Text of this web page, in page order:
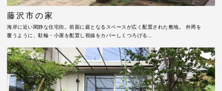
藤沢市の家
海岸に近い閑静な住宅街。前面に庭となるスペースが広く配置された敷地。 外周を
覆うように、駐輪・小屋を配置し視線をカバーしくつろげる…